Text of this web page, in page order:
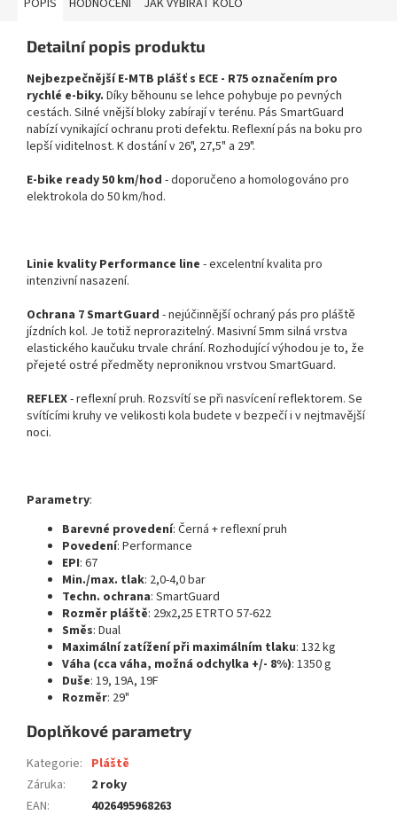
POPIS HODNOCENÍ JAK VYBÍRAT KOLO
Detailní popis produktu
Nejbezpečnější E-MTB plášť s ECE - R75 označením pro
rychlé e-biky. Díky běhounu se lehce pohybuje po pevných
cestách. Silné vnější bloky zabírají v terénu. Pás SmartGuard
nabízí vynikající ochranu proti defektu. Reflexní pás na boku pro
lepší viditelnost. K dostání v 26", 27,5" a 29".
E-bike ready 50 km/hod - doporučeno a homologováno pro
elektrokola do 50 km/hod.
Linie kvality Performance line - excelentní kvalita pro
intenzivní nasazení.
Ochrana 7 SmartGuard - nejúčinnější ochraný pás pro pláště
jízdních kol. Je totiž neprorazitelný. Masivní 5mm silná vrstva
elastického kaučuku trvale chrání. Rozhodující výhodou je to, že
přejeté ostré předměty neproniknou vrstvou SmartGuard.
REFLEX- reflexní pruh. Rozsvítí se při nasvícení reflektorem. Se
svítícími kruhy ve velikosti kola budete v bezpečí i v nejtmavější
noci.
Parametry:
Barevné provedení: Černá + reflexní pruh
Povedení: Performance
EPI: 67
Min./max. tlak: 2,0-4,0 bar
Techn. ochrana: SmartGuard
Rozměr pláště: 29x2,25 ETRTO 57-622
Směs: Dual
Maximální zatížení při maximálním tlaku: 132 kg
Váha (cca váha, možná odchylka +/- 8%): 1350 g
Duše: 19, 19A, 19F
Rozměr: 29"
Doplňkové parametry
Kategorie: Pláště
Záruka:
2 roky
EAN: 4026495968263